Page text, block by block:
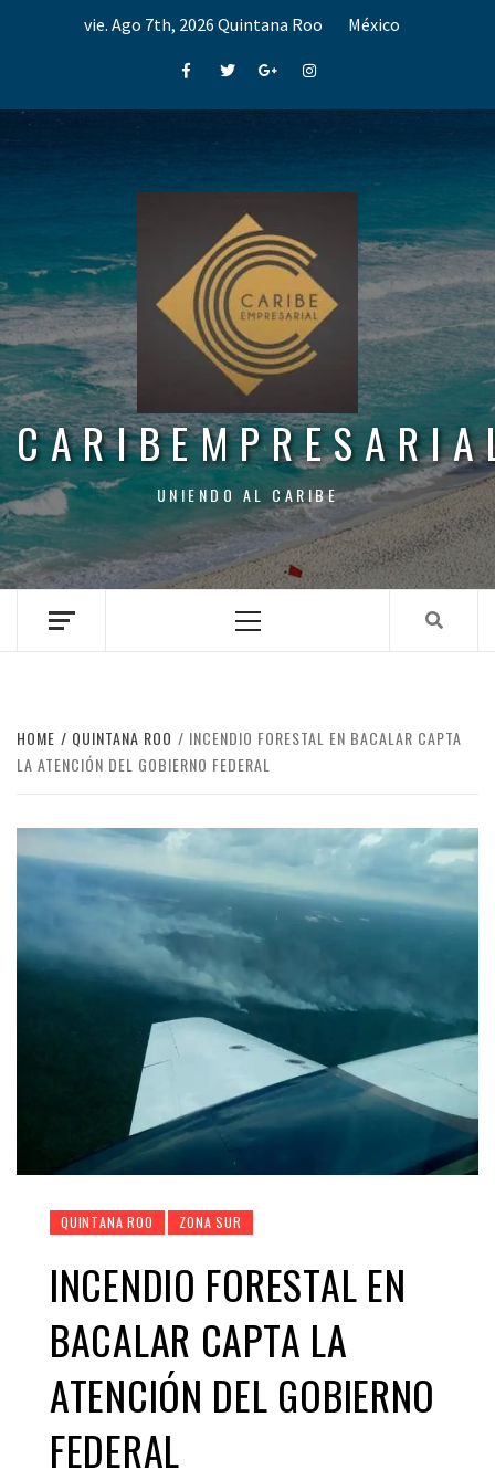
vie. Ago 7th, 2026 Quintana Roo México
FacebookTwitterGoogle+Instagram
UNIENDO AL CARIBE
Menu
HOME QUINTANA ROO
INCENDIO FORESTAL EN BACALAR CAPTA
LA ATENCIÓN DEL GOBIERNO FEDERAL
QUINTANA ROO ZONA SUR
INCENDIO FORESTAL EN
BACALAR CAPTA LA
ATENCIÓN DEL GOBIERNO
FEDERAL